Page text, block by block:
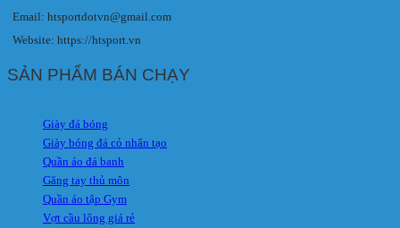
Email: htsportdotvn@gmail.com
Website: https://htsport.vn
SẢN PHẨM BÁN CHẠY
Giày đá bóng
Giày bóng đá cỏ nhân tạo
Quần áo đá banh
Găng tay thủ môn
Quần áo tập Gym
Vợt cầu lông giá rẻ